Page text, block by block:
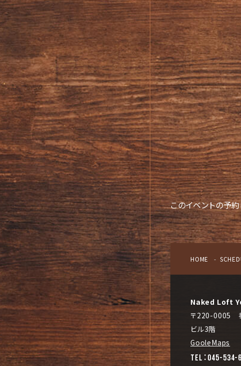
このイベントの予
HOME
Naked Loft
〒220-0005
ビル3階
GooleMaps
TEL：045-534-